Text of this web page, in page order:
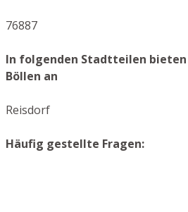
76887
In folgenden Stadtteilen
Böllen an
Reisdorf
Häufig gestellte Fragen: